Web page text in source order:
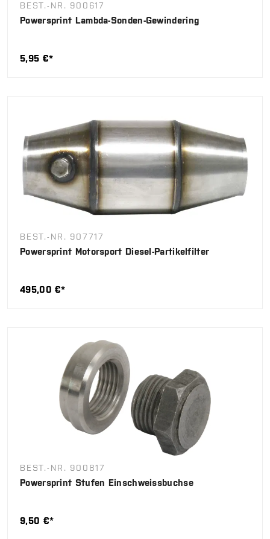
BEST.-NR. 900617
Powersprint Lambda-Sonden-Gewindering
5,95 €*
BEST.-NR. 907717
Powersprint Motorsport Diesel-Partikelfilter
495,00 €*
BEST.-NR. 900817
Powersprint Stufen Einschweissbuchse
9,50 €*